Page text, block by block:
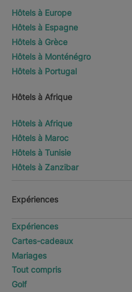
Hôtels à Europe
Hôtels à Espagne
Hôtels à Grèce
Hôtels à Monténégro
Hôtels à Portugal
Hôtels à Afrique
Hôtels à Afrique
Hôtels à Maroc
Hôtels à Tunisie
Hôtels à Zanzibar
Expériences
Expériences
Cartes-cadeaux
Mariages
Tout compris
Golf